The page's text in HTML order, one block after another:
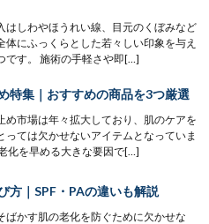
はしわやほうれい線、目元のくぼみなど
体にふっくらとした若々しい印象を与え
です。 施術の手軽さや即[…]
特集｜おすすめの商品を3つ厳選
め市場は年々拡大しており、肌のケアを
っては欠かせないアイテムとなっていま
化を早める大きな要因で[…]
方｜SPF・PAの違いも解説
ばかす肌の老化を防ぐために欠かせな